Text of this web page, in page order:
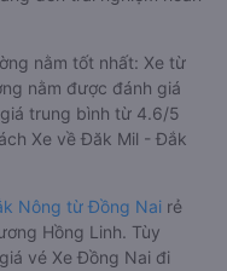
nằm tốt nhất: Xe từ
nằm được đánh giá
trung bình từ 4.6/5
Xe về Đăk Mil - Đắk
Nông từ Đồng Nai rẻ
Hồng Linh. Tùy
vé Xe Đồng Nai đi